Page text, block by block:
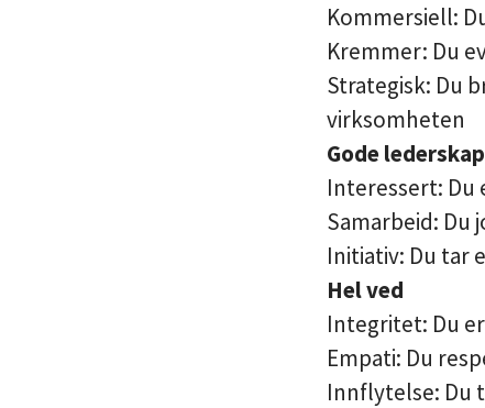
Kommersiell:
Kremmer: Du
Strategisk: Du
virksomheten
Gode
Interessert:
Samarbeid: Du
Initiativ: Du tar
Hel ved
Integritet: Du
Empati: Du
Innflytelse: Du